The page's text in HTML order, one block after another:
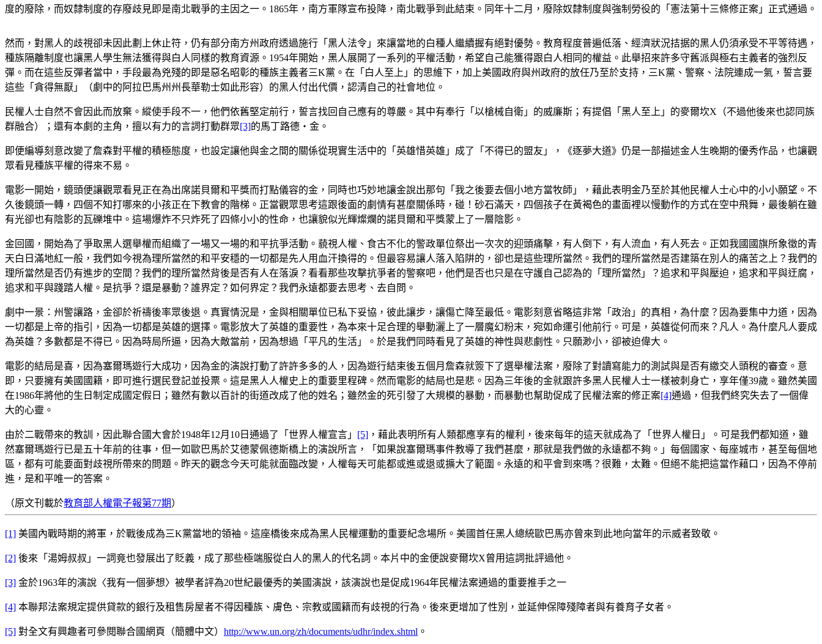
度的廢除，而奴隸制度的存廢歧見即是南北戰爭的主因之一。1865年，南方軍隊宣布投降，南北戰爭到此結束。同年十二月，廢除奴隸制度與強制勞役的「憲法第十三條修正案」正式通過。
然而，對黑人的歧視卻未因此劃上休止符，仍有部分南方州政府透過施行「黑人法令」來讓當地的白種人繼續握有絕對優勢。教育程度普遍低落、經濟狀況拮据的黑人仍須承受不平等待遇，
種族隔離制度也讓黑人學生無法獲得與白人同樣的教育資源。1954年開始，黑人展開了一系列的平權活動，希望自己能獲得跟白人相同的權益。此舉招來許多守舊派與極右主義者的強烈反
彈。而在這些反彈者當中，手段最為兇殘的即是惡名昭彰的種族主義者三K黨。在「白人至上」的思維下，加上美國政府與州政府的放任乃至於支持，三K黨、警察、法院連成一氣，誓言要
這些「貪得無厭」（劇中的阿拉巴馬州州長華勒士如此形容）的黑人付出代價，認清自己的社會地位。
民權人士自然不會因此而放棄。縱使手段不一，他們依舊堅定前行，誓言找回自己應有的尊嚴。其中有奉行「以槍械自衛」的威廉斯；有提倡「黑人至上」的麥爾坎X（不過他後來也認同族
群融合）；還有本劇的主角，擅以有力的言詞打動群眾[3]的馬丁路德‧金。
即便編導刻意改變了詹森對平權的積極態度，也設定讓他與金之間的關係從現實生活中的「英雄惜英雄」成了「不得已的盟友」，《逐夢大道》仍是一部描述金人生晚期的優秀作品，也讓觀
眾看見種族平權的得來不易。
電影一開始，鏡頭便讓觀眾看見正在為出席諾貝爾和平獎而打點儀容的金，同時也巧妙地讓金說出那句「我之後要去個小地方當牧師」，藉此表明金乃至於其他民權人士心中的小小願望。不
久後鏡頭一轉，四個不知打哪來的小孩正在下教會的階梯。正當觀眾思考這跟後面的劇情有甚麼關係時，碰！砂石滿天，四個孩子在黃褐色的畫面裡以慢動作的方式在空中飛舞，最後躺在雖
有光卻也有陰影的瓦礫堆中。這場爆炸不只炸死了四條小小的性命，也讓貌似光輝燦爛的諾貝爾和平獎蒙上了一層陰影。
金回國，開始為了爭取黑人選舉權而組織了一場又一場的和平抗爭活動。藐視人權、食古不化的警政單位祭出一次次的迎頭痛擊，有人倒下，有人流血，有人死去。正如我國國旗所象徵的青
天白日滿地紅一般，我們如今視為理所當然的和平安穩的一切都是先人用血汗換得的。但最容易讓人落入陷阱的，卻也是這些理所當然。我們的理所當然是否建築在別人的痛苦之上？我們的
理所當然是否仍有進步的空間？我們的理所當然背後是否有人在落淚？看看那些攻擊抗爭者的警察吧，他們是否也只是在守護自己認為的「理所當然」？追求和平與壓迫，追求和平與迂腐，
追求和平與踐踏人權。是抗爭？還是暴動？誰界定？如何界定？我們永遠都要去思考、去自問。
劇中一景：州警讓路，金卻於祈禱後率眾後退。真實情況是，金與相關單位已私下妥協，彼此讓步，讓傷亡降至最低。電影刻意省略這非常「政治」的真相，為什麼？因為要集中力道，因為
一切都是上帝的指引，因為一切都是英雄的選擇。電影放大了英雄的重要性，為本來十足合理的舉動灑上了一層魔幻粉末，宛如命運引他前行。可是，英雄從何而來？凡人。為什麼凡人要成
為英雄？多數都是不得已。因為時局所逼，因為大敵當前，因為想過「平凡的生活」。於是我們同時看見了英雄的神性與悲劇性。只願渺小，卻被迫偉大。
電影的結局是喜，因為塞爾瑪遊行大成功，因為金的演說打動了許許多多的人，因為遊行結束後五個月詹森就簽下了選舉權法案，廢除了對讀寫能力的測試與是否有繳交人頭稅的審查。意
即，只要擁有美國國籍，即可進行選民登記並投票。這是黑人人權史上的重要里程碑。然而電影的結局也是悲。因為三年後的金就跟許多黑人民權人士一樣被刺身亡，享年僅39歲。雖然美國
在1986年將他的生日制定成國定假日；雖然有數以百計的街道改成了他的姓名；雖然金的死引發了大規模的暴動，而暴動也幫助促成了民權法案的修正案[4]通過，但我們終究失去了一個偉
大的心靈。
由於二戰帶來的教訓，因此聯合國大會於1948年12月10日通過了「世界人權宣言」 [5] ，藉此表明所有人類都應享有的權利，後來每年的這天就成為了「世界人權日」。可是我們都知道，雖
然塞爾瑪遊行已是五十年前的往事，但一如歐巴馬於艾德蒙佩德斯橋上的演說所言，「如果說塞爾瑪事件教導了我們甚麼，那就是我們做的永遠都不夠。」每個國家、每座城市，甚至每個地
區，都有可能要面對歧視所帶來的問題。昨天的觀念今天可能就面臨改變，人權每天可能都或進或退或擴大了範圍。永遠的和平會到來嗎？很難，太難。但絕不能把這當作藉口，因為不停前
進，是和平唯一的答案。
（原文刊載於教育部人權電子報第77期）
[1] 美國內戰時期的將軍，於戰後成為三K黨當地的領袖。這座橋後來成為黑人民權運動的重要紀念場所。美國首任黑人總統歐巴馬亦曾來到此地向當年的示威者致敬。
[2] 後來「湯姆叔叔」一詞竟也發展出了貶義，成了那些極端服從白人的黑人的代名詞。本片中的金便說麥爾坎X曾用這詞批評過他。
[3] 金於1963年的演說〈我有一個夢想〉被學者評為20世紀最優秀的美國演說，該演說也是促成1964年民權法案通過的重要推手之一
[4] 本聯邦法案規定提供貸款的銀行及租售房屋者不得因種族、膚色、宗教或國籍而有歧視的行為。後來更增加了性別，並延伸保障殘障者與有養育子女者。
[5] 對全文有興趣者可參閱聯合國網頁（簡體中文） http://www.un.org/zh/documents/udhr/index.shtml 。